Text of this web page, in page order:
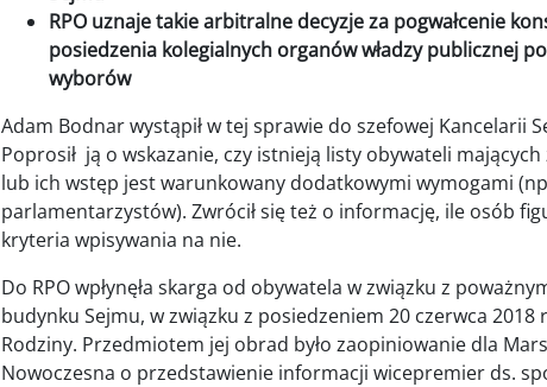
RPO uznaje takie arbitralne decyzje za pogwałcenie
posiedzenia kolegialnych organów władzy publicznej
wyborów
Adam Bodnar wystąpił w tej sprawie do szefowej Kancelarii
Poprosił ją o wskazanie, czy istnieją listy obywateli
lub ich wstęp jest warunkowany dodatkowymi wymogami
parlamentarzystów). Zwrócił się też o informację, ile osób
kryteria wpisywania na nie.
Do RPO wpłynęła skarga od obywatela w związku z
budynku Sejmu, w związku z posiedzeniem 20 czerwca 2018
Rodziny. Przedmiotem jej obrad było zaopiniowanie dla
Nowoczesna o przedstawienie informacji wicepremier ds.